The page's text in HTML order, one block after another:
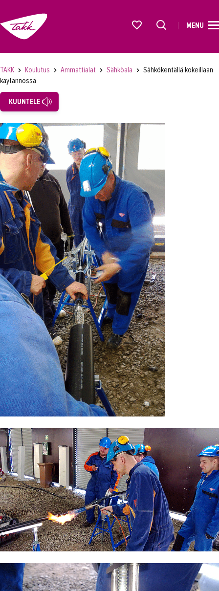
Lyhytkurssit, testit ja kortit
Verkko-opinnot
Maahanmuuttaneiden koulutukset
Ammattialat
Asiakaspalvelu
Asioimis- ja oikeustulkkaus
Autoala
Hydrauliikka
Johtaminen ja esihenkilötyö
Kasvatus- ja ohjausala
Kauneudenhoito
Kiinteistönvälitys ja isännöinti
Kiinteistöpalvelut
Kone- ja tuotantotekniikka
Kotoutuminen
Kuljetus ja logistiikka
Kumitekniikka
Liiketalous ja kaupan ala
Maarakennus
Matkailu- ja ravitsemisala
Media-ala ja viestintätekniikka
Palvelumuotoilu ja tuotekehitys
Puhtaus, kotityö ja välinehuolto
Rakentaminen
Sisustaminen ja pintakäsittely
Sosiaali- ja terveysala
MENU
TAKK Koulutus Ammattialat Sähköala
Sähkökentällä kokeillaan
käytännössä
KUUNTELE